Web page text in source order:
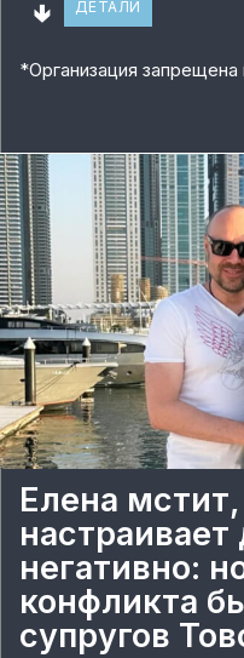
🢃 ДЕТАЛИ
*Организация
Елена
настраивает
негативно:
конфликта
супругов